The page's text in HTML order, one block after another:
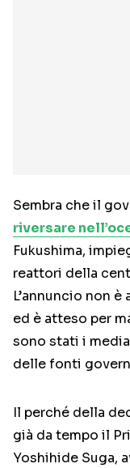
Sembra che il
riversare
Fukushima,
reattori della
L’annuncio non
ed è atteso per
sono stati i
delle fonti
Il perché della
già da tempo il
Yoshihide Suga,